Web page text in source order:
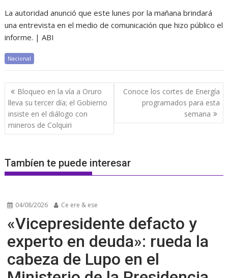
La autoridad anunció que este lunes por la mañana brindará
una entrevista en el medio de comunicación que hizo público el
informe. | ABI
Nacional
Navegación
de
entradas
Bloqueo en la vía a Oruro
lleva su tercer día; el Gobierno
insiste en el diálogo con
mineros de Colquiri
Conoce los cortes de Energía
programados para esta
semana
Tambíen te puede interesar
04/08/2026 Ce ere & ese
«Vicepresidente defacto y
experto en deuda»: rueda la
cabeza de Lupo en el